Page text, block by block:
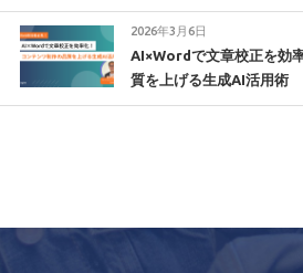
2026年3月6日
AI×Wordで文章校正を効
質を上げる生成AI活用術